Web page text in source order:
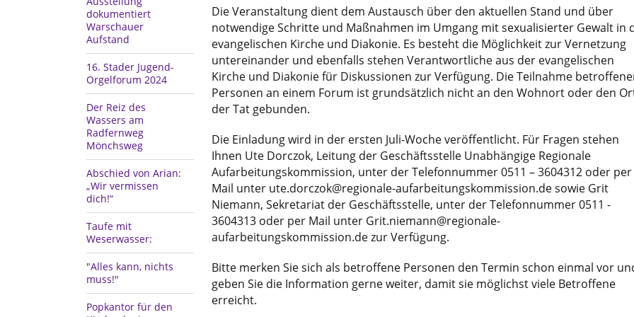
dokumentiert
Warschauer
Aufstand
16. Stader Jugend-
Orgelforum 2024
Der Reiz des
Wassers am
Radfernweg
Mönchsweg
Abschied von Arian:
„Wir vermissen
dich!“
Taufe mit
Weserwasser:
"Alles kann, nichts
muss!"
Popkantor für den
Die Veranstaltung dient dem Austausch über den aktuellen Stand und über
notwendige Schritte und Maßnahmen im Umgang mit sexualisierter Gewalt in
evangelischen Kirche und Diakonie. Es besteht die Möglichkeit zur Vernetzung
untereinander und ebenfalls stehen Verantwortliche aus der evangelischen
Kirche und Diakonie für Diskussionen zur Verfügung. Die Teilnahme
Personen an einem Forum ist grundsätzlich nicht an den Wohnort oder den
der Tat gebunden.
Die Einladung wird in der ersten Juli-Woche veröffentlicht. Für Fragen stehen
Ihnen Ute Dorczok, Leitung der Geschäftsstelle Unabhängige Regionale
Aufarbeitungskommission, unter der Telefonnummer 0511 – 3604312 oder per
Mail unter ute.dorczok@regionale-aufarbeitungskommission.de sowie Grit
Niemann, Sekretariat der Geschäftsstelle, unter der Telefonnummer 0511 -
3604313 oder per Mail unter Grit.niemann@regionale-
aufarbeitungskommission.de zur Verfügung.
Bitte merken Sie sich als betroffene Personen den Termin schon einmal vor
geben Sie die Information gerne weiter, damit sie möglichst viele Betroffene
erreicht.